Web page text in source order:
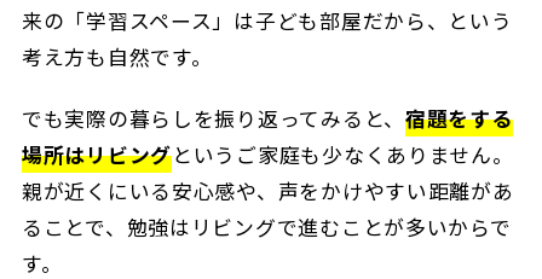
来の「学習スペース」は子ども部屋だから、という
考え方も自然です。
でも実際の暮らしを振り返ってみると、宿題をする
場所はリビングというご家庭も少なくありません。
親が近くにいる安心感や、声をかけやすい距離があ
ることで、勉強はリビングで進むことが多いからで
す。